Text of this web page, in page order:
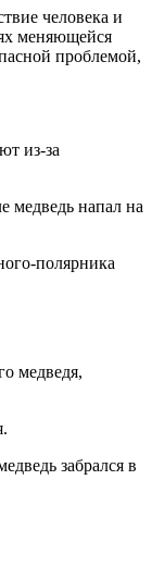
человека и
меняющейся
проблемой,
из-за
медведь напал на
полярника
медведя,
забрался в